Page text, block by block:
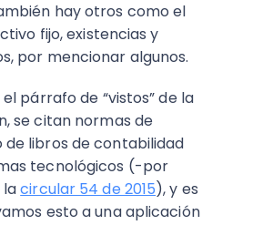
hay otros como el
fijo, existencias y
por mencionar algunos.
párrafo de “vistos” de la
se citan normas de
de libros de contabilidad
tecnológicos (-por
lacircular 54 de 2015), y es
esto a una aplicación